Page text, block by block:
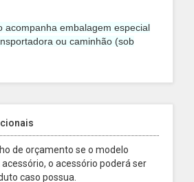
acompanha embalagem especial
ou caminhão (sob
de orçamento se o modelo
o acessório poderá ser
caso possua.